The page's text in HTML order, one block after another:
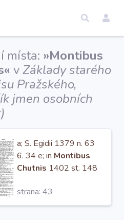
místa: »Montibus
vZáklady starého
Pražského,
jmen osobních
a; S. Egidii 1379 n. 63
6. 34 e; in Montibus
Chutnis 1402 st. 148
1398 n. 194;
strana: 43